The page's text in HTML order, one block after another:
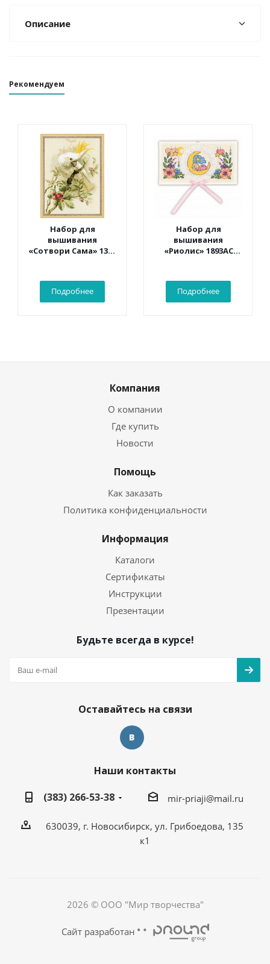
Описание
Рекомендуем
Набор для
вышивания
«Сотвори Сама» 1362
Подробнее
Набор для
вышивания
«Риолис» 1893АС
малыша» 16*9 см
Подробнее
Компания
О компании
Где купить
Новости
Помощь
Как заказать
Политика конфиденциальности
Информация
Каталоги
Сертификаты
Инструкции
Презентации
Будьте всегда в курсе!
Оставайтесь на связи
Наши контакты
(383) 266-53-38
mir-priaji@mail.ru
630039, г. Новосибирск, ул. Грибоедова, 135
к1
2026 © ООО "Мир творчества"
Сайт разработан